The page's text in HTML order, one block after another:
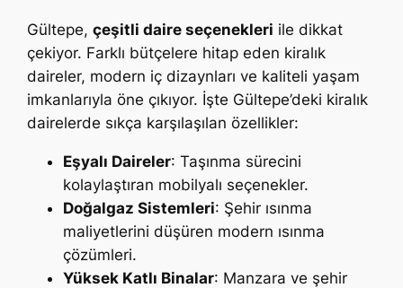
Gültepe,çeşitli daire seçenekleri ile dikkat
çekiyor. Farklı bütçelere hitap eden kiralık
daireler, modern iç dizaynları ve kaliteli yaşam
imkanlarıyla öne çıkıyor. İşte Gültepe’deki kiralık
dairelerde sıkça karşılaşılan özellikler:
Eşyalı Daireler: Taşınma sürecini
kolaylaştıran mobilyalı seçenekler.
Doğalgaz Sistemleri: Şehir ısınma
maliyetlerini düşüren modern ısınma
çözümleri.
Yüksek Katlı Binalar: Manzara ve şehir